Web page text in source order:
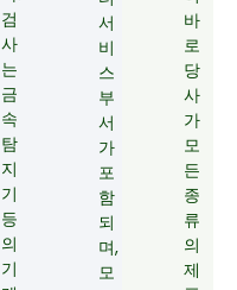
검
사
는
금
속
탐
지
기
등
의
기
서
비
스
부
서
가
포
함
되
며,
모
바
로
당
사
가
모
든
종
류
의
제